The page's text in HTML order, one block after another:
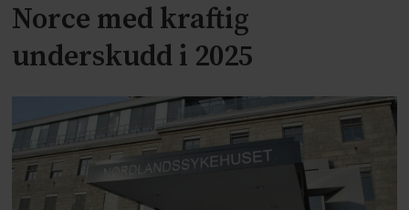
Norce med kraftig
underskudd i 2025